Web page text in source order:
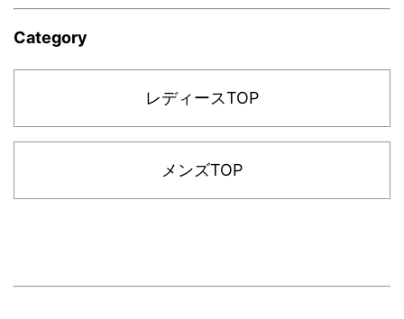
Category
レディースTOP
メンズTOP